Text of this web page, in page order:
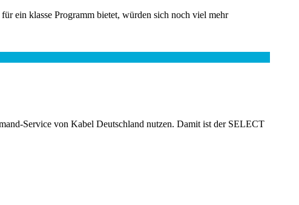
ein klasse Programm bietet, würden sich noch viel mehr
Service von Kabel Deutschland nutzen. Damit ist der SELECT